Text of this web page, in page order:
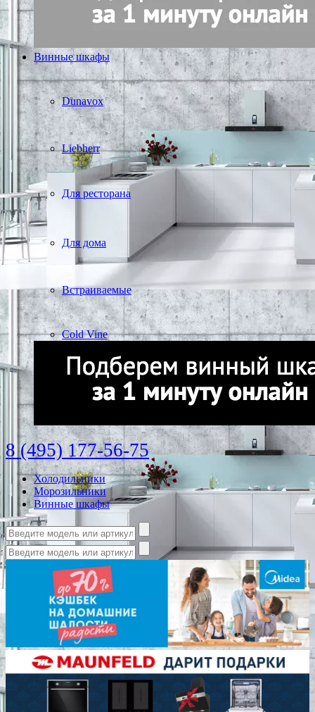
Винные шкафы
Dunavox
Liebherr
Для ресторана
Для дома
Встраиваемые
Cold Vine
8 (495) 177-56-75
Холодильники
Морозильники
Винные шкафы